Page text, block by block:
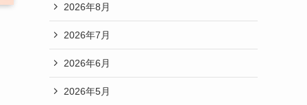
2026年8月
2026年7月
2026年6月
2026年5月